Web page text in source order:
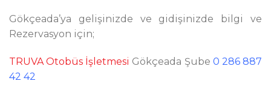
Gökçeada’ya gelişinizde ve gidişinizde bilgi ve
Rezervasyon için;
TRUVA Otobüs İşletmesi Gökçeada Şube 0 286 887
42 42